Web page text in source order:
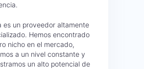
es un proveedor altamente
Hemos encontrado
nicho en el mercado,
a un nivel constante y
un alto potencial de